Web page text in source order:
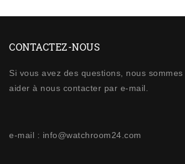
CONTACTEZ-NOUS
Si vous avez des questions, nous
aider à nous contacter par e-mail.
e-mail : info@watchroom24.com